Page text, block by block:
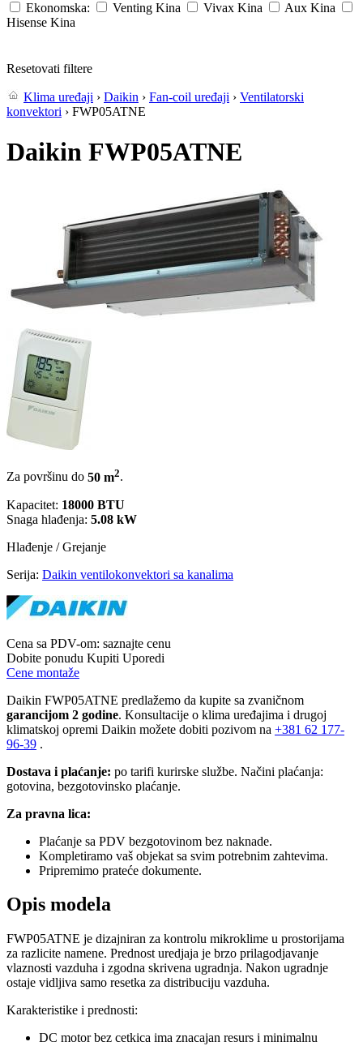
Ekonomska:
Venting Kina Vivax Kina Aux Kina
Hisense Kina
Resetovati filtere
Klima uređaji › Daikin › Fan-coil uređaji › Ventilatorski
konvektori › FWP05ATNE
Daikin FWP05ATNE
Za površinu do 50 m2.
Kapacitet: 18000 BTU
Snaga hlađenja: 5.08 kW
Hlađenje / Grejanje
Serija: Daikin ventilokonvektori sa kanalima
Cena sa PDV-om: saznajte cenu
Dobite ponudu Kupiti Uporedi
Cene montaže
Daikin FWP05ATNE predlažemo da kupite sa zvaničnom
garancijom 2 godine. Konsultacije o klima uređajima i drugoj
klimatskoj opremi Daikin možete dobiti pozivom na +381 62 177-
96-39 .
Dostava i plaćanje: po tarifi kurirske službe. Načini plaćanja:
gotovina, bezgotovinsko plaćanje.
Za pravna lica:
Plaćanje sa PDV bezgotovinom bez naknade.
Kompletiramo vaš objekat sa svim potrebnim zahtevima.
Pripremimo prateće dokumente.
Opis modela
FWP05ATNE je dizajniran za kontrolu mikroklime u prostorijama
za razlicite namene. Prednost uredjaja je brzo prilagodjavanje
vlaznosti vazduha i zgodna skrivena ugradnja. Nakon ugradnje
ostaje vidljiva samo resetka za distribuciju vazduha.
Karakteristike i prednosti:
DC motor bez cetkica ima znacajan resurs i minimalnu